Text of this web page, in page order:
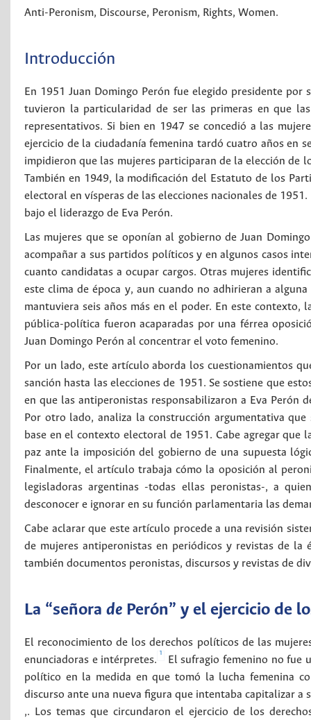
Anti-Peronism, Discourse, Peronism, Rights, Women.
Introducción
En 1951 Juan Domingo Perón fue elegido presidente por
tuvieron la particularidad de ser las primeras en que
representativos. Si bien en 1947 se concedió a las
ejercicio de la ciudadanía femenina tardó cuatro años en
impidieron que las mujeres participaran de la elección de
También en 1949, la modificación del Estatuto de los
electoral en vísperas de las elecciones nacionales de
bajo el liderazgo de Eva Perón.
Las mujeres que se oponían al gobierno de Juan
acompañar a sus partidos políticos y en algunos casos
cuanto candidatas a ocupar cargos. Otras mujeres
este clima de época y, aun cuando no adhirieran a
mantuviera seis años más en el poder. En este contexto,
pública-política fueron acaparadas por una férrea
Juan Domingo Perón al concentrar el voto femenino.
Por un lado, este artículo aborda los cuestionamientos
sanción hasta las elecciones de 1951. Se sostiene que
en que las antiperonistas responsabilizaron a Eva Perón
Por otro lado, analiza la construcción argumentativa
base en el contexto electoral de 1951. Cabe agregar que
paz ante la imposición del gobierno de una supuesta
Finalmente, el artículo trabaja cómo la oposición al
legisladoras argentinas -todas ellas peronistas-, a
desconocer e ignorar en su función parlamentaria las
Cabe aclarar que este artículo procede a una revisión
de mujeres antiperonistas en periódicos y revistas de
también documentos peronistas, discursos y revistas de
La “señora de Perón” y el ejercicio de
El reconocimiento de los derechos políticos de las
enunciadoras e intérpretes.
1
El sufragio femenino no fue
político en la medida en que tomó la lucha femenina
discurso ante una nueva figura que intentaba capitalizar a
,. Los temas que circundaron el ejercicio de los